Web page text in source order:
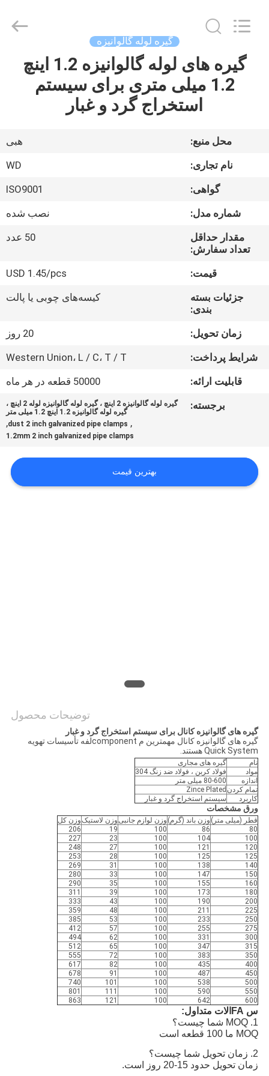
خانه
محصولات
درباره
کارخانه
کیفیت
ما
تماس
پرونده
TRADE
CO.,LTD.
Reserved.
گیره لوله گالوانیزه
گیره های لوله گالوانیزه 1.2 اینچ
1.2 میلی متری برای سیستم
استخراج گرد و غبار
محل منبع:
هبی
نام تجاری:
WD
گواهی:
ISO9001
شماره مدل:
نصب شده
مقدار حداقل
تعداد سفارش:
50 عدد
قیمت:
USD 1.45/pcs
جزئیات بسته
بندی:
کیسه‌های چوبی یا پالت
زمان تحویل:
20 روز
شرایط پرداخت:
Western Union، L / C، T / T
قابلیت ارائه:
50000 قطعه در هر ماه
برجسته:
گیره لوله گالوانیزه 2 اینچ ، گیره لوله گالوانیزه لوله 2 اینچ ،
گیره لوله گالوانیزه 1.2 اینچ 1.2 میلی متر
,
dust 2 inch galvanized pipe clamps
,
1.2mm 2 inch galvanized pipe clamps
بهترین قیمت
توضیحات محصول
گیره های گالوانیزه کانال برای سیستم استخراج گرد و غبار
گیره های گالوانیزه کانال مهمترین م componentلفه تأسیسات تهویه
Quick System هستند.
نام
گیره های مجاری
مواد
فولاد کربن ، فولاد ضد زنگ 304
اندازه
80-600 میلی متر
تمام کردن Zince Plated
کاربرد
سیستم استخراج گرد و غبار
ورق مشخصات
قطر (میلی متر) وزن باند (گرم) وزن لوازم جانبیوزن لاستیکوزن کل
80
86
100
19
206
100
104
100
23
227
120
121
100
27
248
125
125
100
28
253
140
138
100
31
269
150
147
100
33
280
160
155
100
35
290
180
173
100
39
311
200
190
100
43
333
225
211
100
48
359
250
233
100
53
385
275
255
100
57
412
300
331
100
62
494
315
347
100
65
512
350
383
100
72
555
400
435
100
82
617
450
487
100
91
678
500
538
100
101
740
550
590
100
111
801
600
642
100
121
863
س FAالات متداول:
1. MOQ شما چیست؟
MOQ ما 100 قطعه است
2. زمان تحویل شما چیست؟
زمان تحویل حدود 15-20 روز است.